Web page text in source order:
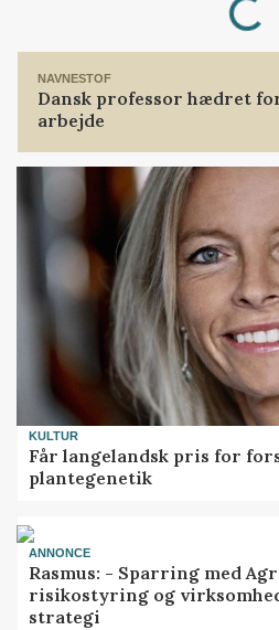
NAVNESTOF
Dansk professor hædret
arbejde
KULTUR
Får langelandsk pris for
plantegenetik
ANNONCE
Rasmus: - Sparring med
risikostyring og
strategi